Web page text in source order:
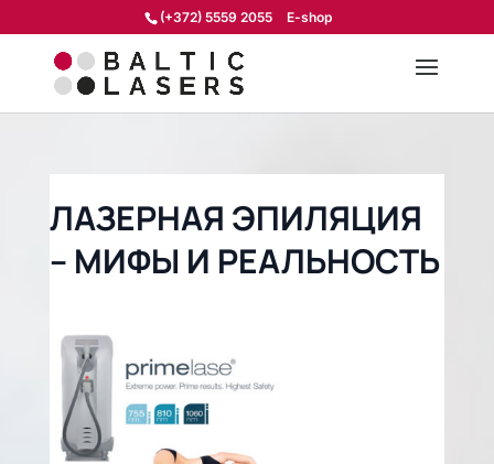
(+372) 5559 2055 E-shop
ЛАЗЕРНАЯ ЭПИЛЯЦИЯ
– МИФЫ И РЕАЛЬНОСТЬ